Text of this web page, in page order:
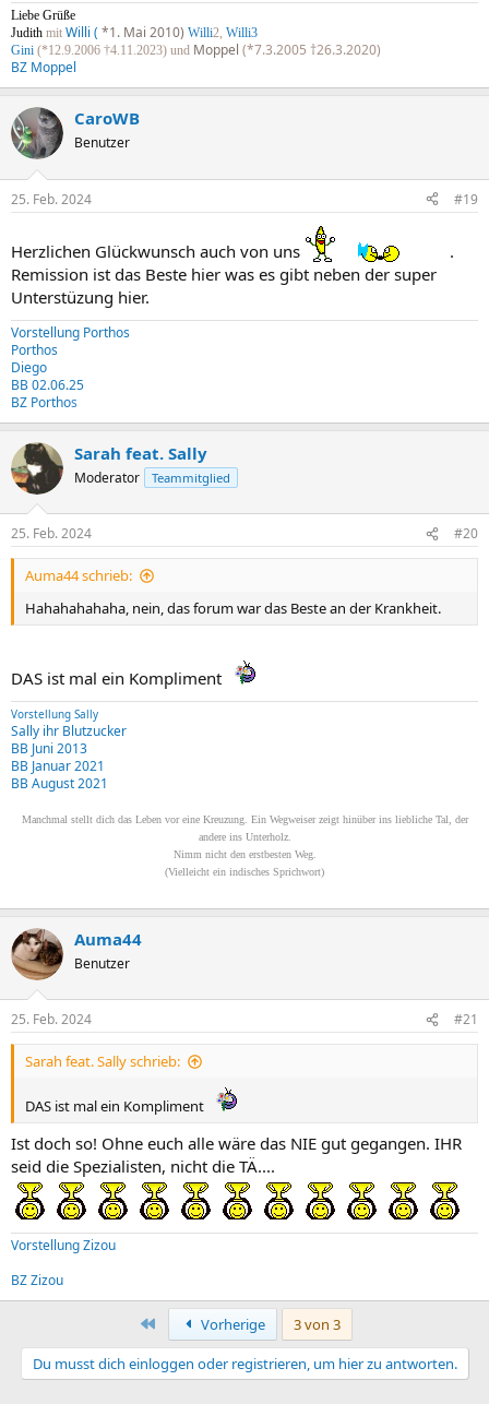
Liebe Grüße
Judith mit Willi ( *1. Mai 2010) Willi2, Willi3
Gini (*12.9.2006 †4.11.2023) und Moppel (*7.3.2005 †26.3.2020)
BZ Moppel
CaroWB
Benutzer
25. Feb. 2024 #19
Herzlichen Glückwunsch auch von uns
.
Remission ist das Beste hier was es gibt neben der super
Unterstüzung hier.
Vorstellung Porthos
Porthos
Diego
BB 02.06.25
BZ Porthos
Sarah feat. Sally
Moderator Teammitglied
25. Feb. 2024 #20
Auma44 schrieb:
Hahahahahaha, nein, das forum war das Beste an der Krankheit.
DAS ist mal ein Kompliment
Vorstellung Sally
Sally ihr Blutzucker
BB Juni 2013
BB Januar 2021
BB August 2021
Manchmal stellt dich das Leben vor eine Kreuzung. Ein Wegweiser zeigt hinüber ins liebliche Tal, der
andere ins Unterholz.
Nimm nicht den erstbesten Weg.
(Vielleicht ein indisches Sprichwort)
Auma44
Benutzer
25. Feb. 2024 #21
Sarah feat. Sally schrieb:
DAS ist mal ein Kompliment
Ist doch so! Ohne euch alle wäre das NIE gut gegangen. IHR
seid die Spezialisten, nicht die TÄ....
Vorstellung Zizou
BZ Zizou
Erste Vorherige
3 von 3
Du musst dich einloggen oder registrieren, um hier zu antworten.